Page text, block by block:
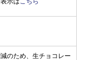
のため、生チョコレー